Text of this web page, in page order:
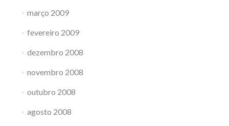
março 2009
fevereiro 2009
dezembro 2008
novembro 2008
outubro 2008
agosto 2008